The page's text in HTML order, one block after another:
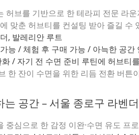
허브를 기반으로 한 테라피 전문 라
맞춘 허브티를 컨설팅 받아 즐길 수
, 발레리안 루트
능 / 체험 후 구매 가능 / 아늑한 공간
/ 자기 전 수면 준비 루틴에 허브티
한 잔이 수면을 위한 리듬 전환 버튼
공간 – 서울 종로구 라벤
중심으로 한 감정 이완·수면 유도 프